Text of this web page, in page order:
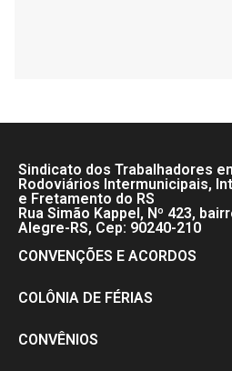
Sindicato dos Trabalhadores
Rodoviários Intermunicipais,
e Fretamento do RS
Rua Simão Kappel, Nº 423,
Alegre-RS, Cep: 90240-210
CONVENÇÕES E ACORDOS
COLÔNIA DE FÉRIAS
CONVÊNIOS